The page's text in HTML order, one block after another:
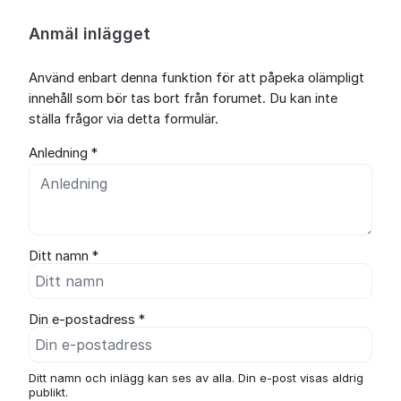
Anmäl inlägget
Använd enbart denna funktion för att påpeka olämpligt
innehåll som bör tas bort från forumet. Du kan inte
ställa frågor via detta formulär.
Anledning *
Ditt namn *
Din e-postadress *
Ditt namn och inlägg kan ses av alla. Din e-post visas aldrig
publikt.